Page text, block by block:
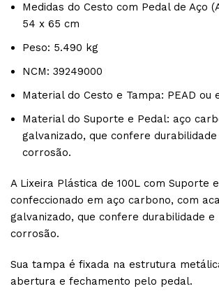
Medidas do Cesto com Pedal de Aço
54 x 65 cm
Peso: 5.490 kg
NCM: 39249000
Material do Cesto e Tampa: PEAD ou
Material do Suporte e Pedal: aço
galvanizado, que confere
corrosão.
A Lixeira Plástica de 100L com Suporte
confeccionado em aço carbono, com
galvanizado, que confere durabilidade e
corrosão.
Sua tampa é fixada na estrutura
abertura e fechamento pelo pedal.